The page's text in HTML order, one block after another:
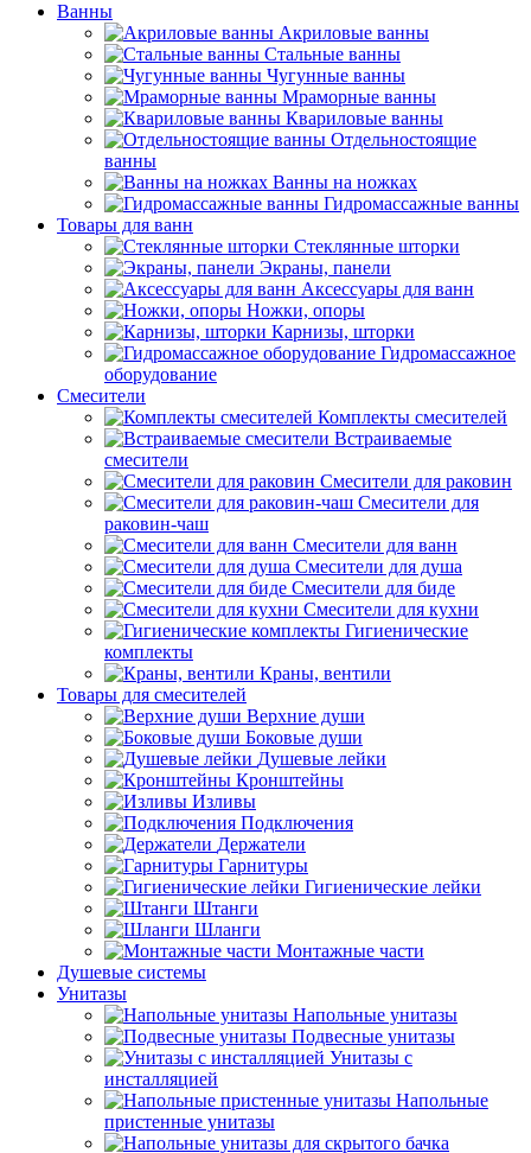
Ванны
Акриловые ванны
Стальные ванны
Чугунные ванны
Мраморные ванны
Квариловые ванны
Отдельностоящие
ванны
Ванны на ножках
Гидромассажные ванны
Товары для ванн
Стеклянные шторки
Экраны, панели
Аксессуары для ванн
Ножки, опоры
Карнизы, шторки
Гидромассажное
оборудование
Смесители
Комплекты смесителей
Встраиваемые
смесители
Смесители для раковин
Смесители для
раковин-чаш
Смесители для ванн
Смесители для душа
Смесители для биде
Смесители для кухни
Гигиенические
комплекты
Краны, вентили
Товары для смесителей
Верхние души
Боковые души
Душевые лейки
Кронштейны
Изливы
Подключения
Держатели
Гарнитуры
Гигиенические лейки
Штанги
Шланги
Монтажные части
Душевые системы
Унитазы
Напольные унитазы
Подвесные унитазы
Унитазы с
инсталляцией
Напольные
пристенные унитазы